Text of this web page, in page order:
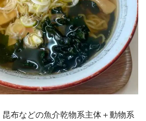
昆布などの魚介乾物系主体＋動物系